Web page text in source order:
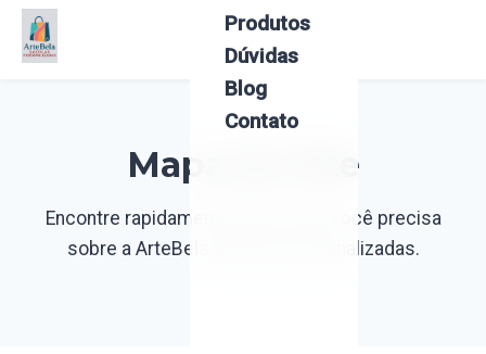
Produtos
Dúvidas
Blog
Contato
Mapa do Site
Encontre rapidamente tudo o que você precisa
sobre a ArteBela Sacolas Personalizadas.